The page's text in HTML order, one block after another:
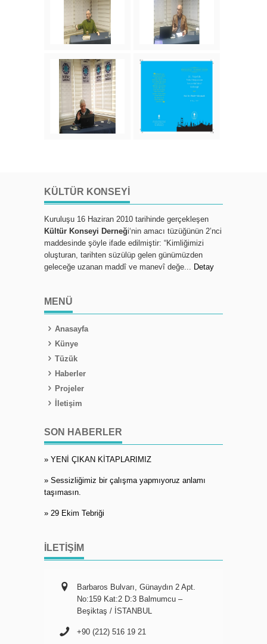
KÜLTÜR KONSEYI
Kuruluşu 16 Haziran 2010 tarihinde gerçekleşen
Kültür Konseyi Derneği‘nin amacı tüzüğünün 2’nci
maddesinde şöyle ifade edilmiştir: “Kimliğimizi
oluşturan, tarihten süzülüp gelen günümüzden
geleceğe uzanan maddî ve manevî değe... Detay
MENÜ
Anasayfa
Künye
Tüzük
Haberler
Projeler
İletişim
SON HABERLER
» YENİ ÇIKAN KİTAPLARIMIZ
» Sessizliğimiz bir çalışma yapmıyoruz anlamı
taşımasın.
» 29 Ekim Tebriği
İLETIŞIM
Barbaros Bulvarı, Günaydın 2 Apt.
No:159 Kat:2 D:3 Balmumcu –
Beşiktaş / İSTANBUL
+90 (212) 516 19 21